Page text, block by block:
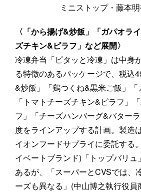
ミニストップ・藤本
〈「から揚げ&炒飯」「ガパオラ
ズチキン&ピラフ」など展開〉
冷凍弁当「ピタッと冷凍」は中身
る特徴のあるパッケージで、税込
&炒飯」「鶏つくね&黒米ご飯」「
「トマトチーズチキン&ピラフ」
フ」「チーズハンバーグ&バター
度をラインアップする計画。製造
イオンフードサプライに委託する
イベートブランド)「トップバリュ
あるが、「スーパーとCVSでは、
ーズも異なる」(中山博之執行役員